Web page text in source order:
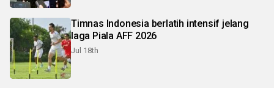
Timnas Indonesia berlatih intensif jelang
laga Piala AFF 2026
Jul 18th